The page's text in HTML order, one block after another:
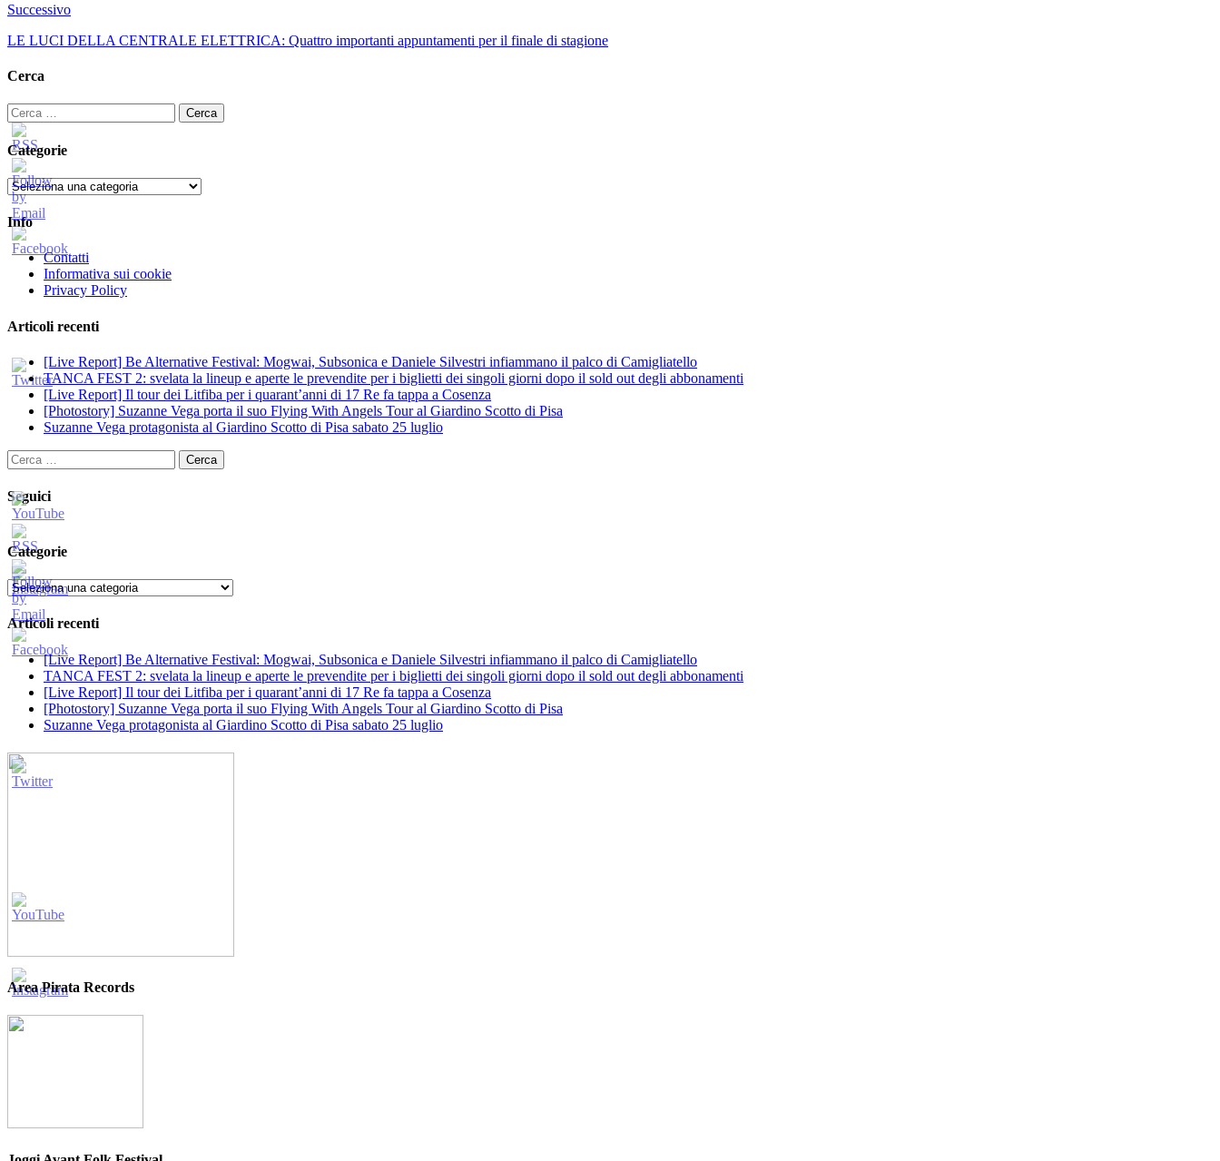
Successivo
LE LUCI DELLA CENTRALE ELETTRICA: Quattro importanti appuntamenti per il finale di stagione
Cerca
Ricerca
per:
Categorie
Categorie
Info
Contatti
Informativa sui cookie
Privacy Policy
Articoli recenti
[Live Report] Be Alternative Festival: Mogwai, Subsonica e Daniele Silvestri infiammano il palco di Camigliatello
TANCA FEST 2: svelata la lineup e aperte le prevendite per i biglietti dei singoli giorni dopo il sold out degli abbonamenti
[Live Report] Il tour dei Litfiba per i quarant’anni di 17 Re fa tappa a Cosenza
[Photostory] Suzanne Vega porta il suo Flying With Angels Tour al Giardino Scotto di Pisa
Suzanne Vega protagonista al Giardino Scotto di Pisa sabato 25 luglio
Ricerca
per:
Seguici
Categorie
Categorie
Articoli recenti
[Live Report] Be Alternative Festival: Mogwai, Subsonica e Daniele Silvestri infiammano il palco di Camigliatello
TANCA FEST 2: svelata la lineup e aperte le prevendite per i biglietti dei singoli giorni dopo il sold out degli abbonamenti
[Live Report] Il tour dei Litfiba per i quarant’anni di 17 Re fa tappa a Cosenza
[Photostory] Suzanne Vega porta il suo Flying With Angels Tour al Giardino Scotto di Pisa
Suzanne Vega protagonista al Giardino Scotto di Pisa sabato 25 luglio
Area Pirata Records